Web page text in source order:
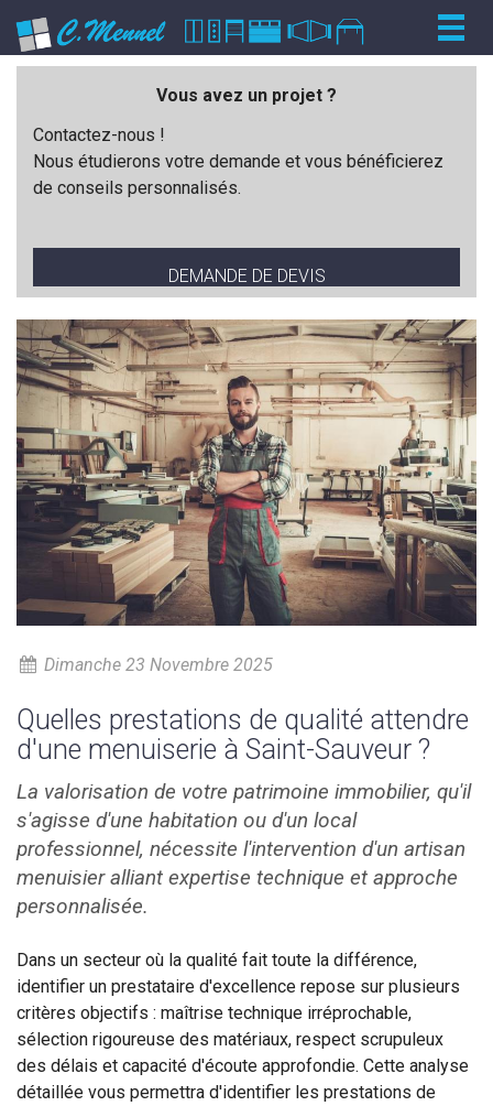
Vous avez un projet ?
Contactez-nous !
Nous étudierons votre demande et vous bénéficierez
de conseils personnalisés.
DEMANDE DE DEVIS
Dimanche 23 Novembre 2025
Quelles prestations de qualité attendre
d'une menuiserie à Saint-Sauveur ?
La valorisation de votre patrimoine immobilier, qu'il
s'agisse d'une habitation ou d'un local
professionnel, nécessite l'intervention d'un artisan
menuisier alliant expertise technique et approche
personnalisée.
Dans un secteur où la qualité fait toute la différence,
identifier un prestataire d'excellence repose sur plusieurs
critères objectifs : maîtrise technique irréprochable,
sélection rigoureuse des matériaux, respect scrupuleux
des délais et capacité d'écoute approfondie. Cette analyse
détaillée vous permettra d'identifier les prestations de